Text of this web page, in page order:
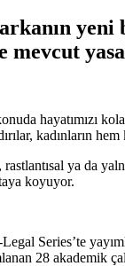
yeni
mevcut
hayatımızı
kadınların
ya da
koyuyor.
Series’te
28 akademik